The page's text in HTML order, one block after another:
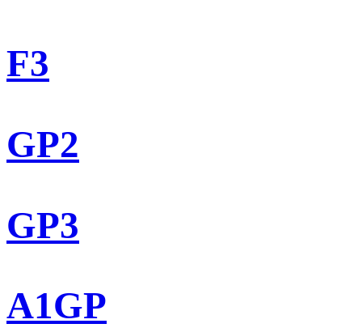
F3
GP2
GP3
A1GP